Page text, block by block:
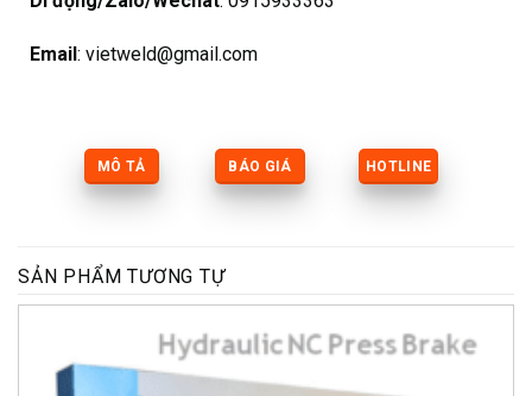
Email : vietweld@gmail.com
MÔ TẢ BÁO GIÁ HOTLINE
SẢN PHẨM TƯƠNG TỰ